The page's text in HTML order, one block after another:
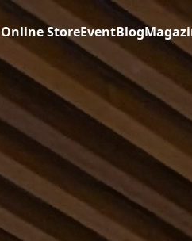
Online StoreEventBlog